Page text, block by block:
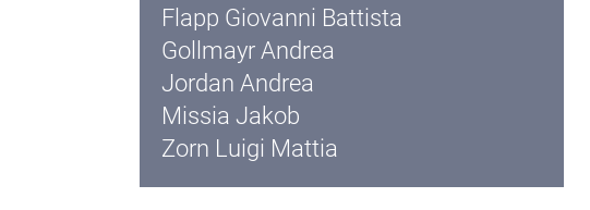
Flapp Giovanni Battista
Gollmayr Andrea
Jordan Andrea
Missia Jakob
Zorn Luigi Mattia